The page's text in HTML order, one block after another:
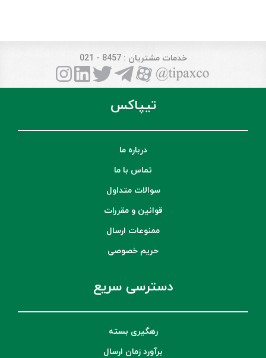
خدمات مشتریان : 8457 - 021
تیپاکس
درباره ما
تماس با ما
سوالات متداول
قوانین و مقررات
ممنوعات ارسال
حریم خصوصی
دسترسی سریع
رهگیری بسته
برآورد زمان ارسال